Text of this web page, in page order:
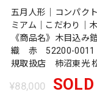
五月人形｜コンパク
ミアム｜こだわり｜
《商品名》木目込
織 赤 52200-0011
規取扱店 柿沼東光
¥88,000